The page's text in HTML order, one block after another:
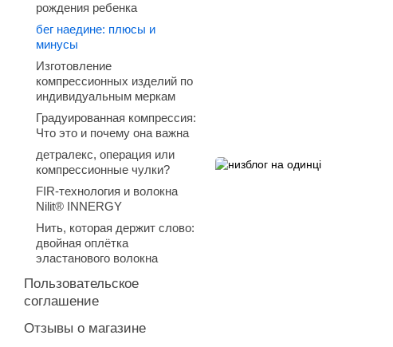
рождения ребенка
бег наедине: плюсы и
минусы
Изготовление
компрессионных изделий по
индивидуальным меркам
Градуированная компрессия:
Что это и почему она важна
детралекс, операция или
компрессионные чулки?
FIR-технология и волокна
Nilit® INNERGY
Нить, которая держит слово:
двойная оплётка
эластанового волокна
Пользовательское
соглашение
Отзывы о магазине